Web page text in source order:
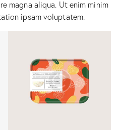
magna aliqua. Ut enim minim
ipsam voluptatem.